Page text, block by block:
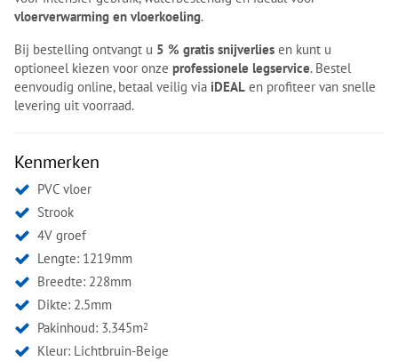
vloerverwarming en vloerkoeling.
Bij bestelling ontvangt u 5 % gratis snijverlies en kunt u
optioneel kiezen voor onze professionele legservice. Bestel
eenvoudig online, betaal veilig via iDEAL en profiteer van snelle
levering uit voorraad.
Kenmerken
PVC vloer
Strook
4V groef
Lengte: 1219mm
Breedte: 228mm
Dikte: 2.5mm
Pakinhoud: 3.345m2
Kleur: Lichtbruin-Beige